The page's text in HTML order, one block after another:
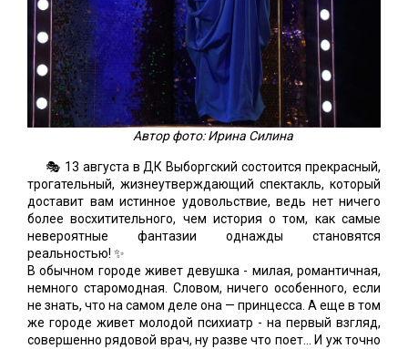
Автор фото: Ирина Силина
🎭 13 августа в ДК Выборгский состоится прекрасный,
трогательный, жизнеутверждающий спектакль, который
доставит вам истинное удовольствие, ведь нет ничего
более восхитительного, чем история о том, как самые
невероятные фантазии однажды становятся
реальностью! ✨
В обычном городе живет девушка - милая, романтичная,
немного старомодная. Словом, ничего особенного, если
не знать, что на самом деле она — принцесса. А еще в том
же городе живет молодой психиатр - на первый взгляд,
совершенно рядовой врач, ну разве что поет… И уж точно